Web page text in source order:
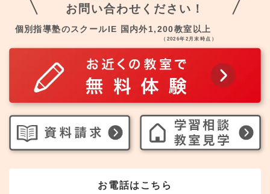
お問い合わせください！
個別指導塾のスクールIE 国内外1,200教室以上
（2026年2月末時点）
お電話はこちら